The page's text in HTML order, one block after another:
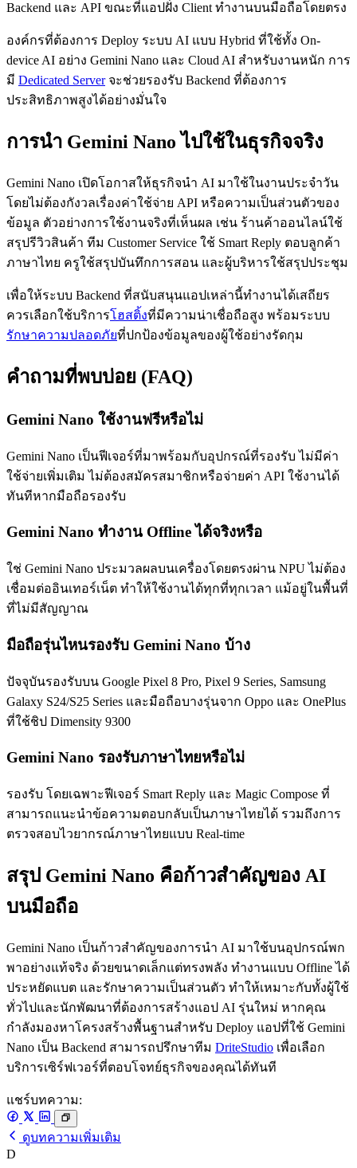
Backend และ API ขณะที่แอปฝั่ง Client ทำงานบนมือถือโดยตรง
องค์กรที่ต้องการ Deploy ระบบ AI แบบ Hybrid ที่ใช้ทั้ง On-
device AI อย่าง Gemini Nano และ Cloud AI สำหรับงานหนัก การ
มี Dedicated Serverจะช่วยรองรับ Backend ที่ต้องการ
ประสิทธิภาพสูงได้อย่างมั่นใจ
การนำ Gemini Nano ไปใช้ในธุรกิจจริง
Gemini Nano เปิดโอกาสให้ธุรกิจนำ AI มาใช้ในงานประจำวัน
โดยไม่ต้องกังวลเรื่องค่าใช้จ่าย API หรือความเป็นส่วนตัวของ
ข้อมูล ตัวอย่างการใช้งานจริงที่เห็นผล เช่น ร้านค้าออนไลน์ใช้
สรุปรีวิวสินค้า ทีม Customer Service ใช้ Smart Reply ตอบลูกค้า
ภาษาไทย ครูใช้สรุปบันทึกการสอน และผู้บริหารใช้สรุปประชุม
เพื่อให้ระบบ Backend ที่สนับสนุนแอปเหล่านี้ทำงานได้เสถียร
ควรเลือกใช้บริการโฮสติ้งที่มีความน่าเชื่อถือสูง พร้อมระบบ
รักษาความปลอดภัยที่ปกป้องข้อมูลของผู้ใช้อย่างรัดกุม
คำถามที่พบบ่อย (FAQ)
Gemini Nano ใช้งานฟรีหรือไม่
Gemini Nano เป็นฟีเจอร์ที่มาพร้อมกับอุปกรณ์ที่รองรับ ไม่มีค่า
ใช้จ่ายเพิ่มเติม ไม่ต้องสมัครสมาชิกหรือจ่ายค่า API ใช้งานได้
ทันทีหากมือถือรองรับ
Gemini Nano ทำงาน Offline ได้จริงหรือ
ใช่ Gemini Nano ประมวลผลบนเครื่องโดยตรงผ่าน NPU ไม่ต้อง
เชื่อมต่ออินเทอร์เน็ต ทำให้ใช้งานได้ทุกที่ทุกเวลา แม้อยู่ในพื้นที่
ที่ไม่มีสัญญาณ
มือถือรุ่นไหนรองรับ Gemini Nano บ้าง
ปัจจุบันรองรับบน Google Pixel 8 Pro, Pixel 9 Series, Samsung
Galaxy S24/S25 Series และมือถือบางรุ่นจาก Oppo และ OnePlus
ที่ใช้ชิป Dimensity 9300
Gemini Nano รองรับภาษาไทยหรือไม่
รองรับ โดยเฉพาะฟีเจอร์ Smart Reply และ Magic Compose ที่
สามารถแนะนำข้อความตอบกลับเป็นภาษาไทยได้ รวมถึงการ
ตรวจสอบไวยากรณ์ภาษาไทยแบบ Real-time
สรุป Gemini Nano คือก้าวสำคัญของ AI
บนมือถือ
Gemini Nano เป็นก้าวสำคัญของการนำ AI มาใช้บนอุปกรณ์พก
พาอย่างแท้จริง ด้วยขนาดเล็กแต่ทรงพลัง ทำงานแบบ Offline ได้
ประหยัดแบต และรักษาความเป็นส่วนตัว ทำให้เหมาะกับทั้งผู้ใช้
ทั่วไปและนักพัฒนาที่ต้องการสร้างแอป AI รุ่นใหม่ หากคุณ
กำลังมองหาโครงสร้างพื้นฐานสำหรับ Deploy แอปที่ใช้ Gemini
Nano เป็น Backend สามารถปรึกษาทีม DriteStudio เพื่อเลือก
บริการเซิร์ฟเวอร์ที่ตอบโจทย์ธุรกิจของคุณได้ทันที
แชร์บทความ:
ดูบทความเพิ่มเติม
D